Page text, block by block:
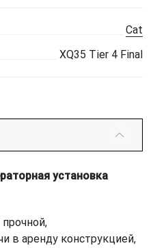
Cat
XQ35 Tier 4 Final
установка
прочной,
в аренду конструкцией,